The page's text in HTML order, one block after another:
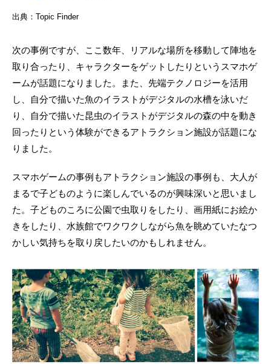
出典：Topic Finder
次の事例ですが、ここ数年、リアルな場所を移動して陣地を
取り合ったり、キャラクターをゲットしたりというスマホゲ
ームが話題になりました。また、先端テクノロジーを活用
し、自分で描いた魚のイラストがデジタルの水槽を泳いだ
り、自分で描いた昆虫のイラストがデジタルの森の中を動き
回ったりという体験ができるアトラクション施設が話題にな
りました。
スマホゲームの事例もアトラクション施設の事例も、大人が
まるで子どものように楽しんでいるのが興味深いと思いまし
た。子どものころに公園で虫取りをしたり、画用紙にお絵か
きをしたり、水族館でワクワクしながら魚を眺めていたなつ
かしい気持ちを取り戻したいのかもしれません。